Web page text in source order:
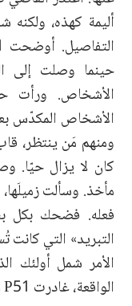
أليمة كهذه،
حينما وصلت إلى
الأشخاص. ورأت
الأشخاص المكدّس
ومنهم مَن ينتظر،
مأخذ. وسألت
فعله. فضحك بكل
الأمر شمل أولئك
الواقعة، غادرت P51 مشفى حمص العسكري.